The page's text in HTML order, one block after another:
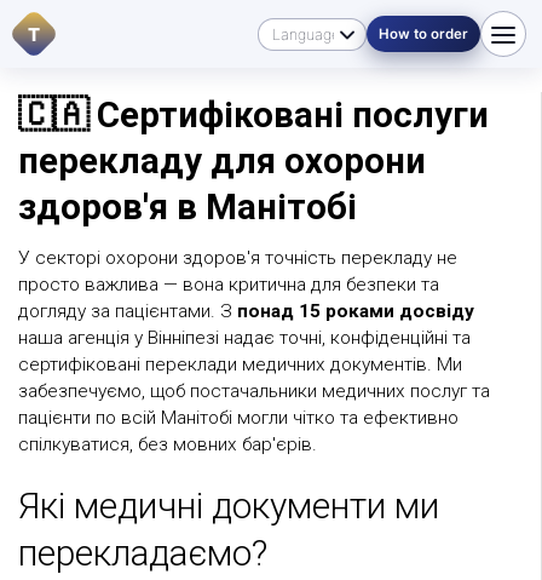
T How to order
🇨🇦 Сертифіковані послуги
перекладу для охорони
здоров'я в Манітобі
У секторі охорони здоров'я точність перекладу не
просто важлива — вона критична для безпеки та
догляду за пацієнтами. З понад 15 роками досвіду
наша агенція у Вінніпезі надає точні, конфіденційні та
сертифіковані переклади медичних документів. Ми
забезпечуємо, щоб постачальники медичних послуг та
пацієнти по всій Манітобі могли чітко та ефективно
спілкуватися, без мовних бар'єрів.
Які медичні документи ми
перекладаємо?